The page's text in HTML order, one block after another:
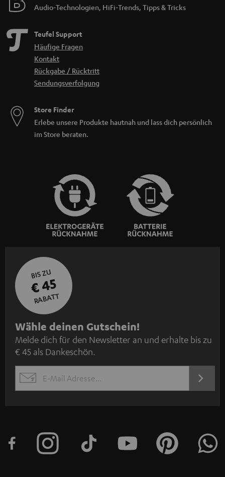
Audio-Technologien, HiFi-Trends, Tipps & Tricks
Teufel Support
Häufige Fragen
Kontakt
Rückgabe / Rücktritt
Sendungsverfolgung
Store Finder
Erlebe unsere Produkte hautnah und lass dich persönlich
im Store beraten.
BIS ZU
€ 45
RABATT
N
e
w
s
l
e
Wähle deinen Gutschein!
Melde dich für den Newsletter an und erhalte bis zu
€ 45 als Dankeschön.
EMAIL
JETZT